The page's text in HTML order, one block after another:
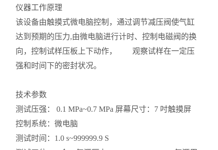
仪器工作原理
该设备由触摸式微电脑控制，通过调节减压阀使气缸
达到预期的压力,由微电脑进行计时、控制电磁阀的换
向，控制试样压板上下动作， 观察试样在一定压
强和时间下的密封状况。
技术参数
测试压强： 0.1 MPa~0.7 MPa 屏幕尺寸：7 吋触摸屏
控制系统：微电脑
测试时间：1.0 s~999999.9 S